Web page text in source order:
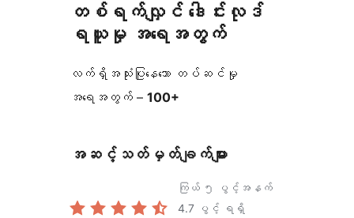
တစ်ရက်လျှင် ဒေါင်းလုဒ်
ရယူမှု အရေအတွက်
လက်ရှိအသုံးပြုနေသော တပ်ဆင်မှု
အရေအတွက် – 100+
အဆင့်သတ်မှတ်ချက်များ
ကြယ် ၅ ပွင့်အနက်
4.7 ပွင့် ရရှိ